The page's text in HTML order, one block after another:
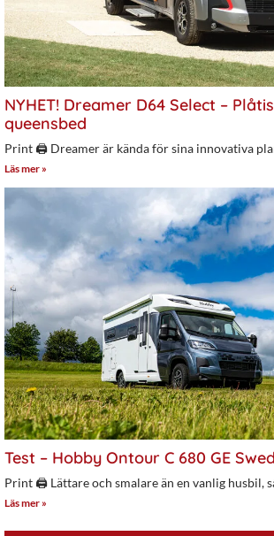
NYHET! Dreamer D64 Select –
queensbed
Print 🖨 Dreamer är kända för sina innovativa
Läs mer »
Test – Hobby Ontour C 680 GE
Print 🖨 Lättare och smalare än en vanlig husbil,
Läs mer »